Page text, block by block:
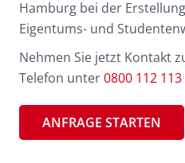
Hamburg bei der
Eigentums- und
Nehmen Sie jetzt Kontakt
Telefon unter0800 112 113
ANFRAGE STARTEN